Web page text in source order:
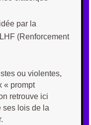
par la
(Renforcement
ou violentes,
« prompt
retrouve ici
ses lois de la